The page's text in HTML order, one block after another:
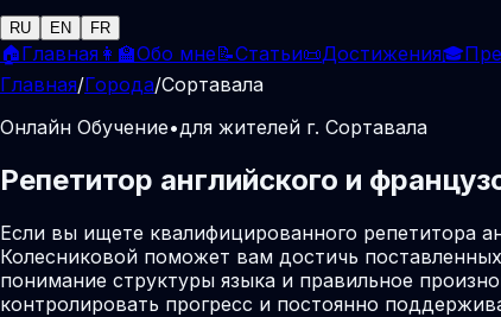
RU EN FR
🏠Главная 👩‍🏫Обо мне📝Статьи📜Достижения🎓
Главная/Города/Сортавала
Онлайн Обучение•для жителей г. Сортавала
Репетитор английского и
Если вы ищете квалифицированного репетитора
Колесниковой поможет вам достичь
понимание структуры языка и правильное
контролировать прогресс и постоянно